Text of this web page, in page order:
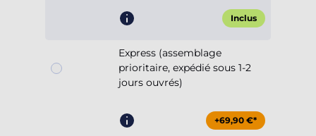
Inclus
Express (assemblage
prioritaire, expédié sous 1-2
jours ouvrés)
+69,90 €*